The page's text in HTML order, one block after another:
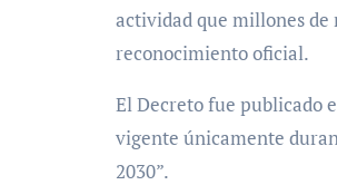
actividad que millones
reconocimiento oficial.
El Decreto fue publicado
vigente únicamente
2030”.